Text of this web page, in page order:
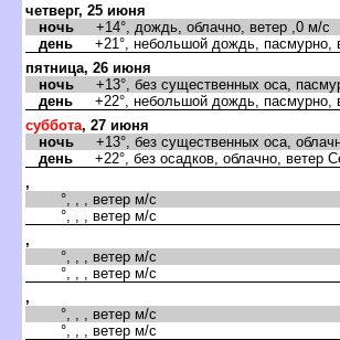
четверг, 25 июня
ночь +14°, дождь, облачно, ветер ,0 м/с
день +21°, небольшой дождь, пасмурно,
пятница, 26 июня
ночь +13°, без существенных оса,
день +22°, небольшой дождь, пасмурно,
суббота, 27 июня
ночь +13°, без существенных оса,
день +22°, без осадков, облачно, ветер
,
°, , , ветер м/с
°, , , ветер м/с
,
°, , , ветер м/с
°, , , ветер м/с
,
°, , , ветер м/с
°, , , ветер м/с